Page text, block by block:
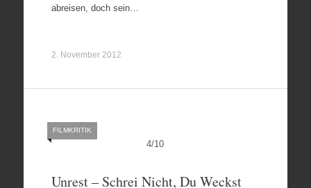
abreisen, doch sein…
2. November 2012
4/10
FILMKRITIK
Unrest – Schrei Nicht, Du Weckst